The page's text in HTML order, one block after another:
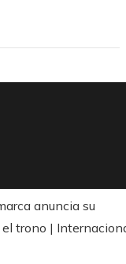
anuncia su
trono |